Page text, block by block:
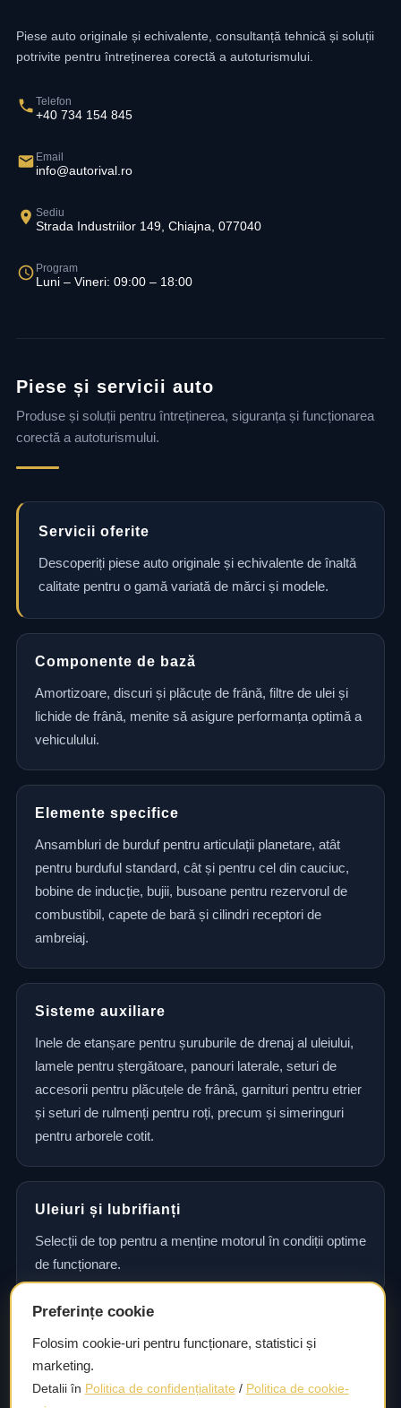
Piese auto originale și echivalente, consultanță tehnică și soluții
potrivite pentru întreținerea corectă a autoturismului.
Telefon
+40 734 154 845
Email
info@autorival.ro
Sediu
Strada Industriilor 149, Chiajna, 077040
Program
Luni – Vineri: 09:00 – 18:00
Piese și servicii auto
Produse și soluții pentru întreținerea, siguranța și funcționarea
corectă a autoturismului.
Servicii oferite
Descoperiți piese auto originale și echivalente de înaltă
calitate pentru o gamă variată de mărci și modele.
Componente de bază
Amortizoare, discuri și plăcuțe de frână, filtre de ulei și
lichide de frână, menite să asigure performanța optimă a
vehiculului.
Elemente specifice
Ansambluri de burduf pentru articulații planetare, atât
pentru burduful standard, cât și pentru cel din cauciuc,
bobine de inducție, bujii, busoane pentru rezervorul de
combustibil, capete de bară și cilindri receptori de
ambreiaj.
Sisteme auxiliare
Inele de etanșare pentru șuruburile de drenaj al uleiului,
lamele pentru ștergătoare, panouri laterale, seturi de
accesorii pentru plăcuțele de frână, garnituri pentru etrier
și seturi de rulmenți pentru roți, precum și simeringuri
pentru arborele cotit.
Uleiuri și lubrifianți
Selecții de top pentru a menține motorul în condiții optime
de funcționare.
Consultanță și asistență tehnică
Consultanță și asistență tehnică pentru alegerea pieselor
potrivite și efectuarea reparațiilor sau întreținerii corecte.
Preferințe cookie
Folosim cookie-uri pentru funcționare, statistici și
marketing.
Detalii în Politica de confidențialitate / Politica de cookie-